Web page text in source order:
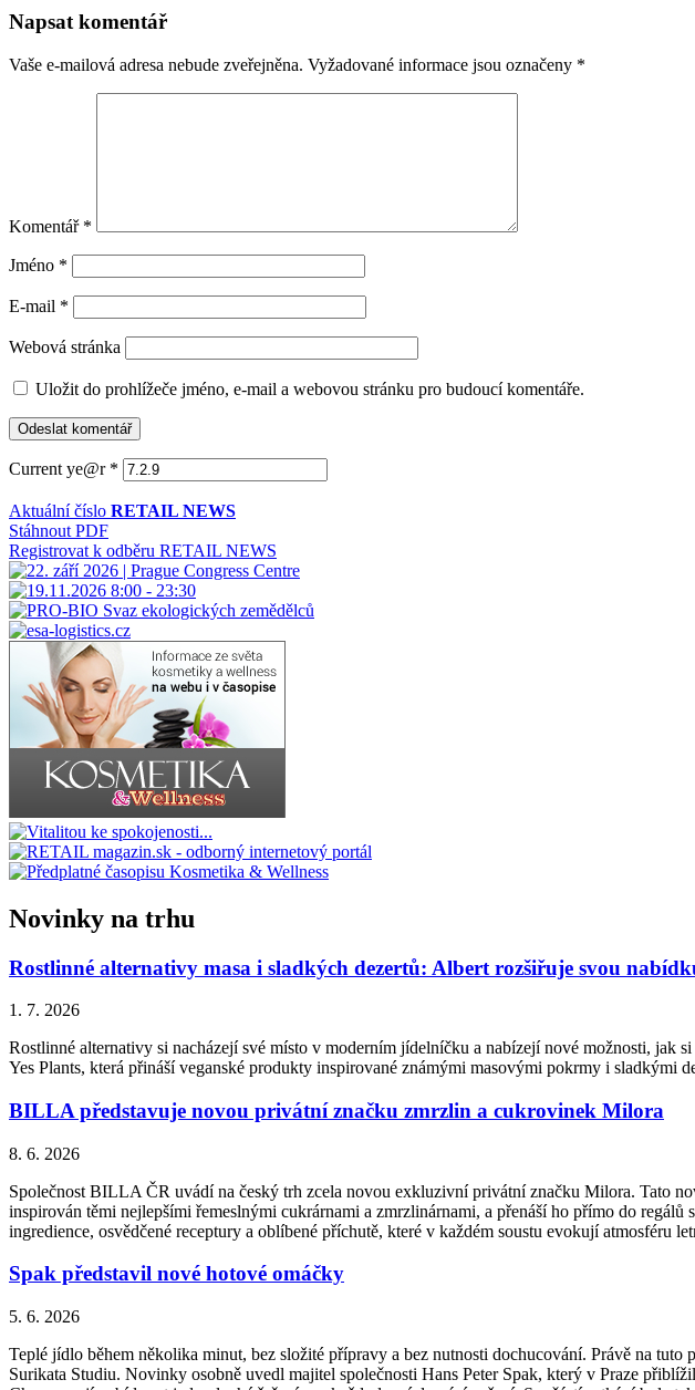
Napsat komentář
Vaše e-mailová adresa nebude zveřejněna. Vyžadované informace jsou označeny *
Komentář *
Jméno *
E-mail *
Webová stránka
Uložit do prohlížeče jméno, e-mail a webovou stránku pro budoucí komentáře.
Current ye@r *
Aktuální číslo RETAIL NEWS
Stáhnout PDF
Registrovat k odběru RETAIL NEWS
Novinky na trhu
Rostlinné alternativy masa i sladkých dezertů: Albert rozšiřuje svou
1. 7. 2026
Rostlinné alternativy si nacházejí své místo v moderním jídelníčku a nabízejí nové možnosti,
Yes Plants, která přináší veganské produkty inspirované známými masovými pokrmy i sladkými
BILLA představuje novou privátní značku zmrzlin a cukrovinek Milora
8. 6. 2026
Společnost BILLA ČR uvádí na český trh zcela novou exkluzivní privátní značku Milora. Tato
inspirován těmi nejlepšími řemeslnými cukrárnami a zmrzlinárnami, a přenáší ho přímo do
ingredience, osvědčené receptury a oblíbené příchutě, které v každém soustu evokují atmosféru
Spak představil nové hotové omáčky
5. 6. 2026
Teplé jídlo během několika minut, bez složité přípravy a bez nutnosti dochucování. Právě na
Surikata Studiu. Novinky osobně uvedl majitel společnosti Hans Peter Spak, který v Praze